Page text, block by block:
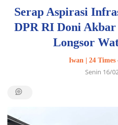
Serap Aspirasi
DPR RI Doni
Longsor
Iwan | 24 Times
Senin 16/